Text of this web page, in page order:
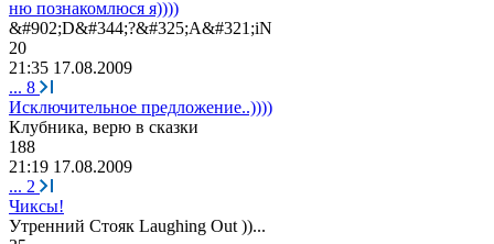
ню познакомлюся я))))
&#902;D&#344;?&#325;A&#321;iN
20
21:35 17.08.2009
... 8
Исключительное предложение..))))
Клубника, верю в сказки
188
21:19 17.08.2009
... 2
Чиксы!
Утренний Стояк Laughing Out ))...